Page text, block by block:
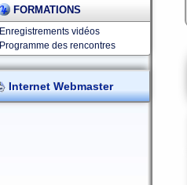
FORMATIONS
Enregistrements vidéos
Programme des rencontres
Internet Webmaster